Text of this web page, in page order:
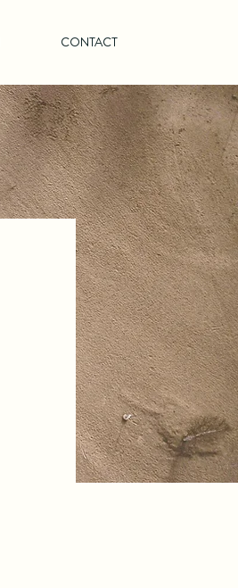
CONTACT